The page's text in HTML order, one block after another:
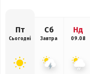
Пт
Сьогодні
Сб
Завтра
Нд
09.08